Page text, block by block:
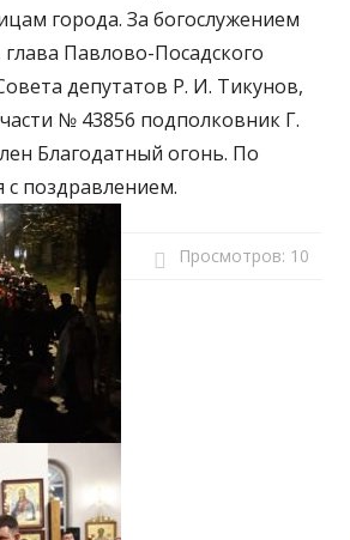
города. За богослужением
Павлово-Посадского
депутатов Р. И. Тикунов,
№ 43856 подполковник Г.
Благодатный огонь. По
поздравлением.
Просмотров: 10